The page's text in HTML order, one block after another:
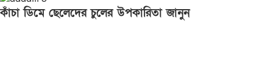
কাঁচা ডিমে ছেলেদের চুলের উপকারিতা জানুন